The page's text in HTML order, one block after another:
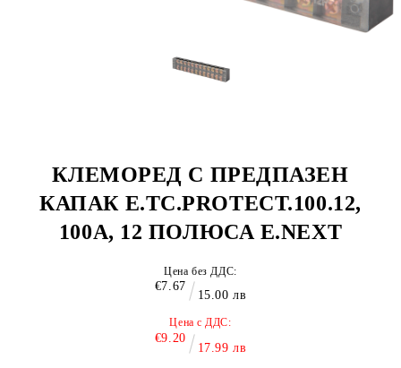
КЛЕМОРЕД С ПРЕДПАЗЕН
КАПАК E.TC.PROTECT.100.12,
100А, 12 ПОЛЮСА E.NEXT
Цена без ДДС:
€7.67
15.00 лв
Цена с ДДС:
€9.20
17.99 лв